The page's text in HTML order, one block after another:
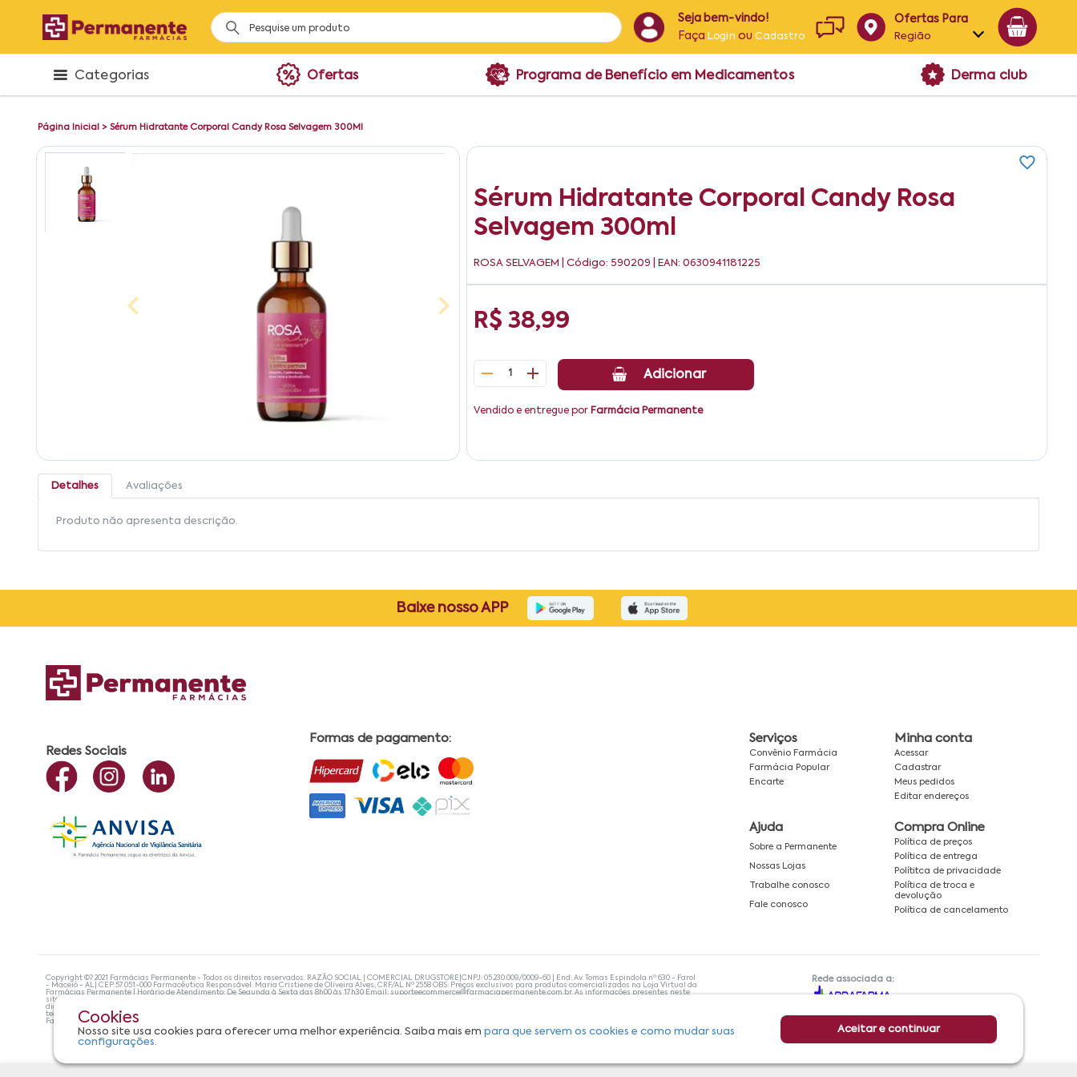
Seja bem-vindo!
Faça Login ouCadastro
Ofertas Para
Região
Alagoas
Categorias Ofertas Programa de Benefício em Medicamentos Derma club
Página Inicial > Sérum Hidratante Corporal Candy Rosa Selvagem 300Ml
Sérum Hidratante Corporal Candy Rosa
Selvagem 300ml
ROSA SELVAGEM | Código: 590209 | EAN: 0630941181225
R$ 38,99
1 Adicionar
Vendido e entregue por Farmácia Permanente
Detalhes Avaliações
Produto não apresenta descrição.
Cookies
Nosso site usa cookies para oferecer uma melhor experiência. Saiba mais empara que servem os cookies e como mudar suas
configurações.
Aceitar e continuar
Baixe nosso APP
Redes Sociais
Formas de pagamento: Serviços
Convênio Farmácia
Farmácia Popular
Encarte
Minha conta
Acessar
Cadastrar
Meus pedidos
Editar endereços
Ajuda
Sobre a Permanente
Nossas Lojas
Trabalhe conosco
Fale conosco
Compra Online
Política de preços
Política de entrega
Polítitca de privacidade
Política de troca e
devolução
Política de cancelamento
Copyright ©? 2021 Farmácias Permanente - Todos os direitos reservados. RAZÃO SOCIAL | COMERCIAL DRUGSTORE|CNPJ: 05.230.009/0009-60 | End: Av. Tomas Espindola nº 630 - Farol
- Maceió - AL| CEP:57.051-000 Farmacêutica Responsável: Maria Cristiene de Oliveira Alves, CRF/AL Nº 2558 OBS: Preços exclusivos para produtos comercializados na Loja Virtual da
Farmácias Permanente | Horário de Atendimento: De Segunda à Sexta das 8h00 às 17h30 Email: suporteecommerce@farmaciapermanente.com.br. As informações presentes neste
site não devem ser utilizadas para automedicação e, de forma alguma, substituem as orientações de um profissional da área médica. Apenas o médico está capacitado para
diagnosticar problemas de saúde e prescrever o tratamento adequado. Se os sintomas persistirem, um médico deve ser consultado. A Farmácia Permanente trabalha com as
tecnologias mais avançadas de proteção de dados, para que você possa realizar suas compras com tranquilidade. A privacidade e a segurança dos clientes são compromissos da
Farmácias Permanente. Todos os pedidos efetuados estão sujeitos à confirmação da disponibilidade de produto em nosso estoque.
Rede associada a: